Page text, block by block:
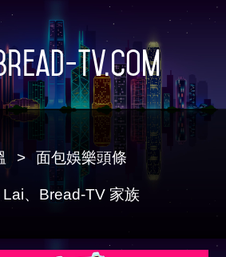
TV.com
面包娛樂頭條
、Bread-TV 家族